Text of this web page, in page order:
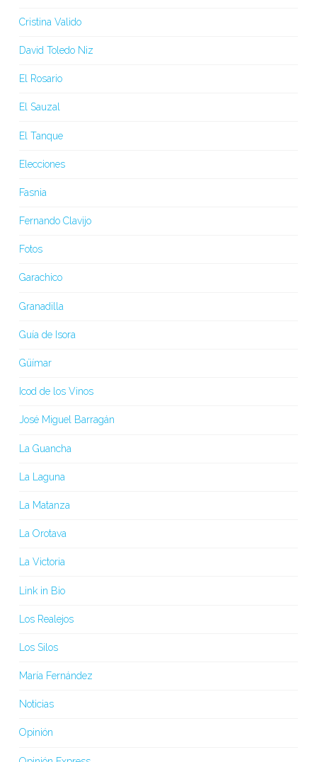
Cristina Valido
David Toledo Niz
El Rosario
El Sauzal
El Tanque
Elecciones
Fasnia
Fernando Clavijo
Fotos
Garachico
Granadilla
Guía de Isora
Güímar
Icod de los Vinos
José Miguel Barragán
La Guancha
La Laguna
La Matanza
La Orotava
La Victoria
Link in Bio
Los Realejos
Los Silos
María Fernández
Noticias
Opinión